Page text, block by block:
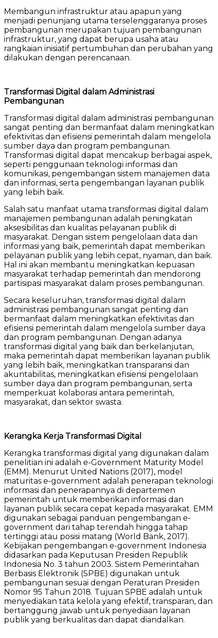
Membangun infrastruktur atau apapun yang
menjadi penunjang utama terselenggaranya proses
pembangunan merupakan tujuan pembangunan
infrastruktur, yang dapat berupa usaha atau
rangkaian inisiatif pertumbuhan dan perubahan yang
dilakukan dengan perencanaan.
Transformasi Digital dalam Administrasi
Pembangunan
Transformasi digital dalam administrasi pembangunan
sangat penting dan bermanfaat dalam meningkatkan
efektivitas dan efisiensi pemerintah dalam mengelola
sumber daya dan program pembangunan.
Transformasi digital dapat mencakup berbagai aspek,
seperti penggunaan teknologi informasi dan
komunikasi, pengembangan sistem manajemen data
dan informasi, serta pengembangan layanan publik
yang lebih baik.
Salah satu manfaat utama transformasi digital dalam
manajemen pembangunan adalah peningkatan
aksesibilitas dan kualitas pelayanan publik di
masyarakat. Dengan sistem pengelolaan data dan
informasi yang baik, pemerintah dapat memberikan
pelayanan publik yang lebih cepat, nyaman, dan baik.
Hal ini akan membantu meningkatkan kepuasan
masyarakat terhadap pemerintah dan mendorong
partisipasi masyarakat dalam proses pembangunan.
Secara keseluruhan, transformasi digital dalam
administrasi pembangunan sangat penting dan
bermanfaat dalam meningkatkan efektivitas dan
efisiensi pemerintah dalam mengelola sumber daya
dan program pembangunan. Dengan adanya
transformasi digital yang baik dan berkelanjutan,
maka pemerintah dapat memberikan layanan publik
yang lebih baik, meningkatkan transparansi dan
akuntabilitas, meningkatkan efisiensi pengelolaan
sumber daya dan program pembangunan, serta
memperkuat kolaborasi antara pemerintah,
masyarakat, dan sektor swasta.
Kerangka Kerja Transformasi Digital
Kerangka transformasi digital yang digunakan dalam
penelitian ini adalah e-Government Maturity Model
(EMM). Menurut United Nations (2017), model
maturitas e-government adalah penerapan teknologi
informasi dan penerapannya di departemen
pemerintah untuk memberikan informasi dan
layanan publik secara cepat kepada masyarakat. EMM
digunakan sebagai panduan pengembangan e-
government dari tahap terendah hingga tahap
tertinggi atau posisi matang (World Bank, 2017).
Kebijakan pengembangan e-government Indonesia
didasarkan pada Keputusan Presiden Republik
Indonesia No. 3 tahun 2003. Sistem Pemerintahan
Berbasis Elektronik (SPBE) digunakan untuk
pembangunan sesuai dengan Peraturan Presiden
Nomor 95 Tahun 2018. Tujuan SPBE adalah untuk
menyediakan tata kelola yang efektif, transparan, dan
bertanggung jawab untuk penyediaan layanan
publik yang berkualitas dan dapat diandalkan.